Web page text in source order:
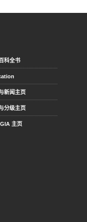
科全书
新闻主页
分级主页
主页